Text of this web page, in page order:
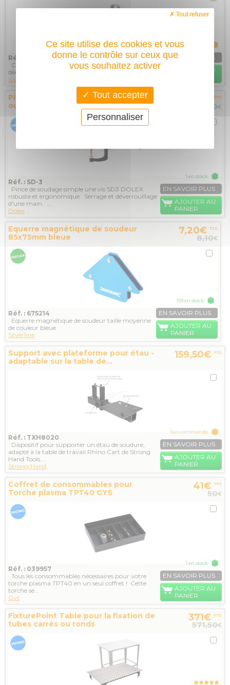
Réf. : 040168
Consommables pour torches S25K, S35K ou S45 de
découpeurs plasma GYS. Lot de 10 électrodes.
Gys
Sur commande
EN SAVOIR PLUS
AJOUTER AU
Pince de soudage 1 vis SD3 DOLEX
ouverture 81mm
TTC
86,40€
Réf. : SD-3
Pince de soudage simple une vis SD3 DOLEX
robuste et ergonomique : Serrage et déverrouillage
d'une main. ...
Dolex
1 en stock
EN SAVOIR PLUS
AJOUTER AU
PANIER
Equerre magnétique de soudeur
85x75mm bleue
7,20€ TTC
8,10€
Réf. : 675214
Equerre magnétique de soudeur taille moyenne
de couleur bleue
Silverline
159 en stock
EN SAVOIR PLUS
AJOUTER AU
PANIER
Support avec plateforme pour étau -
adaptable sur la table de...
159,50€ TTC
Réf. : TXH8020
Dispositif pour supporter un étau de soudure,
adapté à la table de travail Rhino Cart de Strong
Hand Tools....
Strong Hand
Sur commande
EN SAVOIR PLUS
AJOUTER AU
PANIER
Coffret de consommables pour
Torche plasma TPT40 GYS
41€ TTC
50€
Réf. : 039957
Tous les consommables nécessaires pour votre
torche plasma TPT40 en un seul coffret ! Cette
torche se...
Gys
1 en stock
EN SAVOIR PLUS
AJOUTER AU
PANIER
FixturePoint Table pour la fixation de
tubes carrés ou ronds
371€ TTC
571,50€
Ce site utilise des cookies et vous
donne le contrôle sur ceux que
vous souhaitez activer
Tout accepter
Tout refuser
Personnaliser